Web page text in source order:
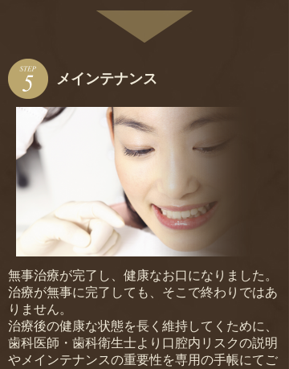
メインテナンス
無事治療が完了し、健康なお口になりました。
治療が無事に完了しても、そこで終わりではあ
りません。
治療後の健康な状態を長く維持してくために、
歯科医師・歯科衛生士より口腔内リスクの説明
やメインテナンスの重要性を専用の手帳にてご